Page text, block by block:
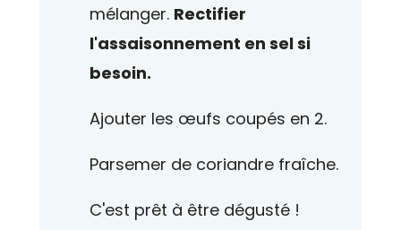
mélanger. Rectifier
l'assaisonnement en sel si
besoin.
Ajouter les œufs coupés en 2.
Parsemer de coriandre fraîche.
C'est prêt à être dégusté !